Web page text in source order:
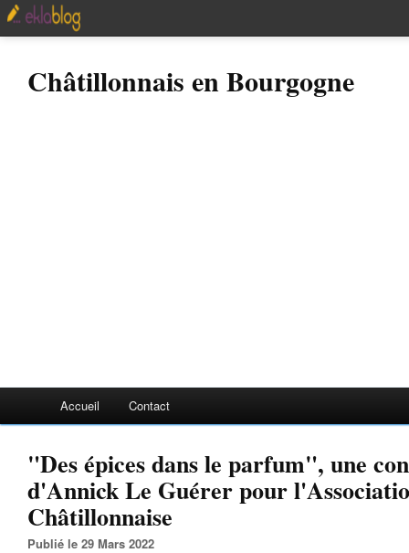
Châtillonnais en Bourgogne
Accueil Contact
"Des épices dans le parfum", une
d'Annick Le Guérer pour
Châtillonnaise
Publié le 29 Mars 2022